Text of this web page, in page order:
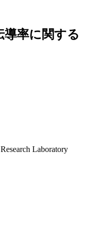
導率に関する
Laboratory